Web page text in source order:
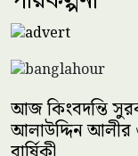
আজ কিংবদন্তি
আলাউদ্দিন আলীর